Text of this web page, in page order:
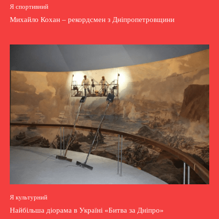
Я спортивний
Михайло Кохан – рекордсмен з Дніпропетровщини
Я культурний
Найбільша діорама в Україні «Битва за Дніпро»